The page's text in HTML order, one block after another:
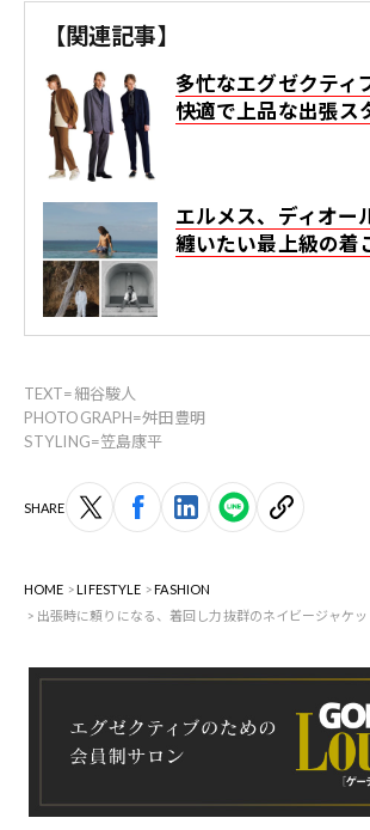
【関連記事】
多忙なエグゼクティ
快適で上品な出張ス
エルメス、ディオー
纏いたい最上級の着
TEXT=細谷駿人
PHOTOGRAPH=舛田豊明
STYLING=笠島康平
SHARE
HOME LIFESTYLE
FASHION
出張時に頼りになる、着回し力抜群のネイビージャケッ